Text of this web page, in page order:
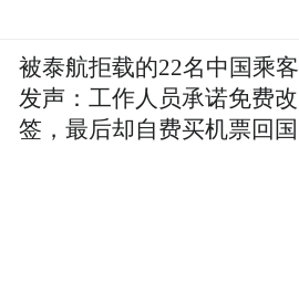
被泰航拒载的22名中国乘客
发声：工作人员承诺免费改
签，最后却自费买机票回国